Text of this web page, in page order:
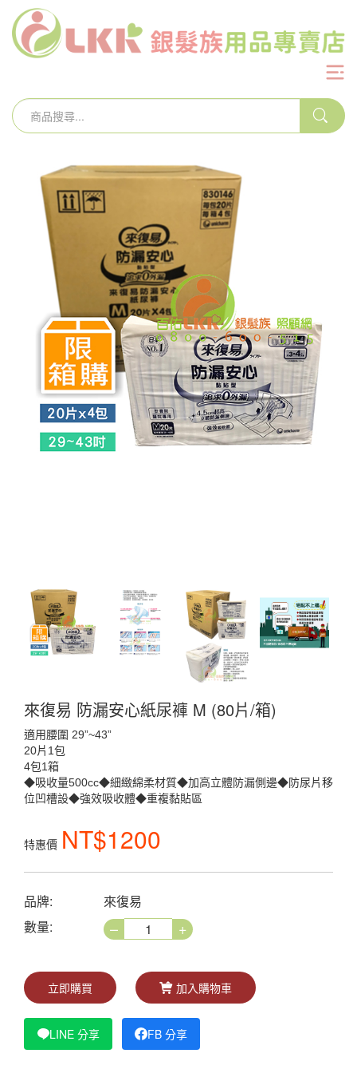
來復易 防漏安心紙尿褲 M (80片/箱)
適用腰圍 29”~43”
20片1包
4包1箱
◆吸收量500cc◆細緻綿柔材質◆加高立體防漏側邊◆防尿片移
位凹槽設◆強效吸收體◆重複黏貼區
特惠價 NT$1200
品牌:
來復易
數量:
– +
立即購買 加入購物車
LINE 分享 FB 分享